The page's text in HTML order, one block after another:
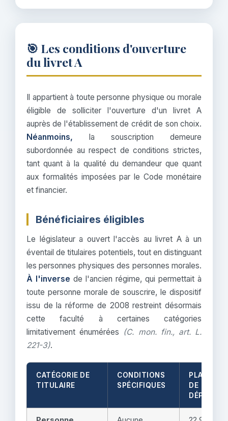
🎯 Les conditions d'ouverture
du livret A
Il appartient à toute personne physique ou morale
éligible de solliciter l'ouverture d'un livret A
auprès de l'établissement de crédit de son choix.
Néanmoins, la souscription demeure
subordonnée au respect de conditions strictes,
tant quant à la qualité du demandeur que quant
aux formalités imposées par le Code monétaire
et financier.
Bénéficiaires éligibles
Le législateur a ouvert l'accès au livret A à un
éventail de titulaires potentiels, tout en distinguant
les personnes physiques des personnes morales.
À l'inverse de l'ancien régime, qui permettait à
toute personne morale de souscrire, le dispositif
issu de la réforme de 2008 restreint désormais
cette faculté à certaines catégories
limitativement énumérées (C. mon. fin., art. L.
221-3).
CATÉGORIE DE
TITULAIRE
CONDITIONS
SPÉCIFIQUES
PLAFOND
DE
DÉPÔT